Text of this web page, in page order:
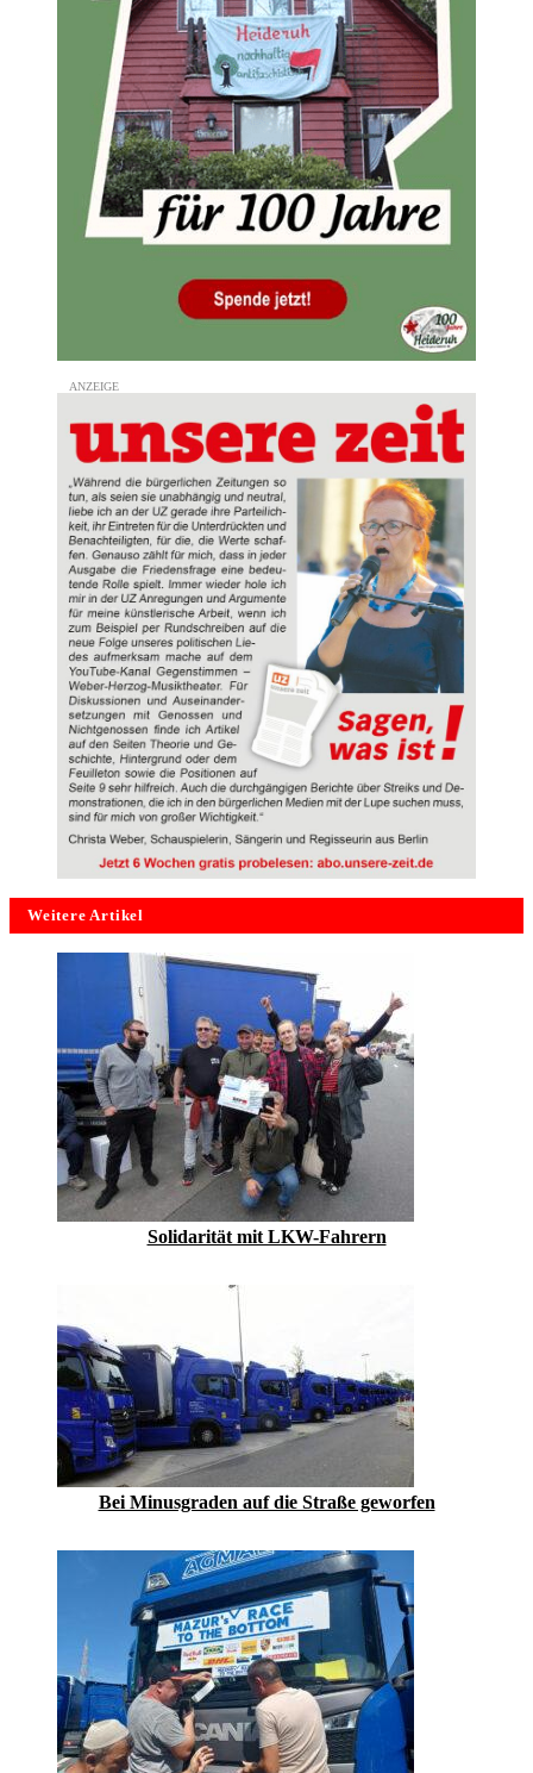
Weitere Artikel
Solidarität mit LKW-Fahrern
Bei Minusgraden auf die Straße geworfen